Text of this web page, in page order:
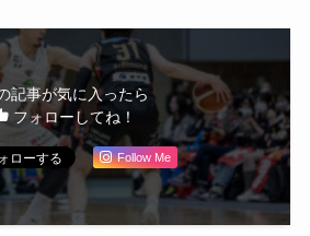
記事が気に入ったら
フォローしてね！
Follow Me